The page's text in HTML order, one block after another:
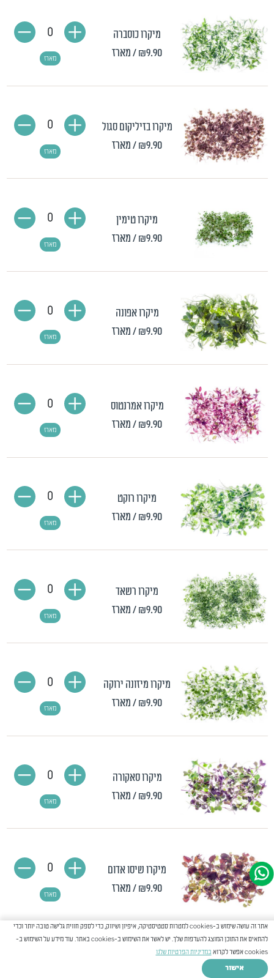
מיקרו כוסברה
₪9.90/ מארז מארז
0
מיקרו בזיליקום סגול
₪9.90/ מארז מארז
0
מיקרו טימין
₪9.90/ מארז מארז
0
מיקרו אפונה
₪9.90/ מארז מארז
0
מיקרו אמרנטוס
₪9.90/ מארז מארז
0
מיקרו רוקט
₪9.90/ מארז מארז
0
מיקרו רשאד
₪9.90/ מארז מארז
0
מיקרו מיזונה ירוקה
₪9.90/ מארז מארז
0
מיקרו סאקורה
₪9.90/ מארז מארז
0
מיקרו שיסו אדום
₪9.90/ מארז מארז
0
אתר זה עושה שימוש ב-cookies למטרות סטטיסטיקה, איפיון ושיווק, כדי לספק חווית גלישה טובה יותר וכדי
להתאים את התוכן המוצג להעדפות שלך. יש לאשר את השימוש ב-cookies באתר. עוד מידע על השימוש ב-
cookies אפשר לקרוא
במדיניות הפרטיות שלנו
אישור